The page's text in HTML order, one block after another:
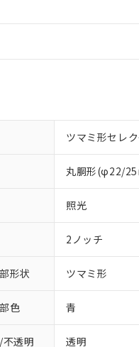
ツマミ形セレ
丸胴形(φ22/
照光
2ノッチ
形状 ツマミ形
色 青
透明 透明